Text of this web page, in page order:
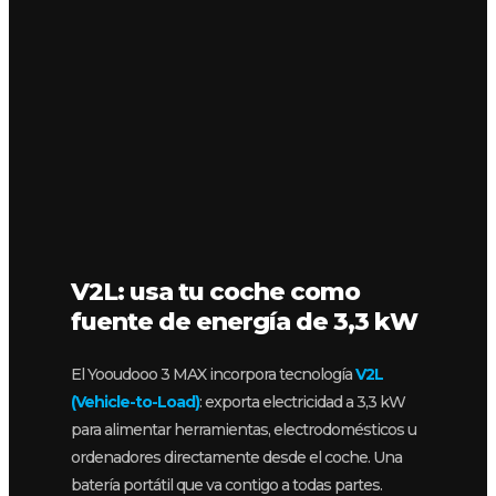
V2L: usa tu coche como
fuente de energía de 3,3 kW
El Yooudooo 3 MAX incorpora tecnologíaV2L
(Vehicle-to-Load): exporta electricidad a 3,3 kW
para alimentar herramientas, electrodomésticos u
ordenadores directamente desde el coche. Una
batería portátil que va contigo a todas partes.